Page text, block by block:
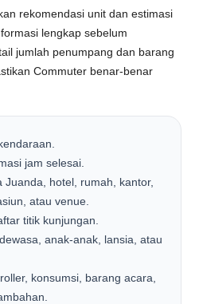
rekomendasi unit dan estimasi
lengkap sebelum
jumlah penumpang dan barang
Commuter benar-benar
jam selesai.
Juanda, hotel, rumah, kantor,
atau venue.
titik kunjungan.
anak-anak, lansia, atau
konsumsi, barang acara,